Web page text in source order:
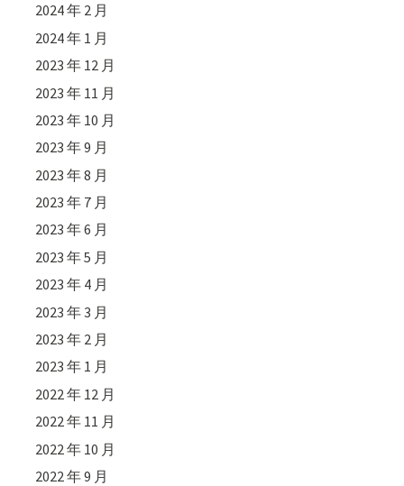
2024 年 2 月
2024 年 1 月
2023 年 12 月
2023 年 11 月
2023 年 10 月
2023 年 9 月
2023 年 8 月
2023 年 7 月
2023 年 6 月
2023 年 5 月
2023 年 4 月
2023 年 3 月
2023 年 2 月
2023 年 1 月
2022 年 12 月
2022 年 11 月
2022 年 10 月
2022 年 9 月